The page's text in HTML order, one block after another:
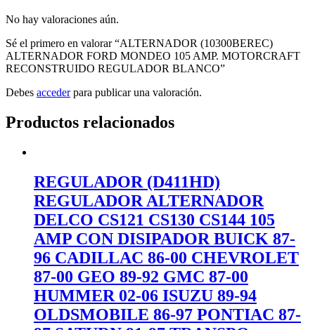
No hay valoraciones aún.
Sé el primero en valorar “ALTERNADOR (10300BEREC)
ALTERNADOR FORD MONDEO 105 AMP. MOTORCRAFT
RECONSTRUIDO REGULADOR BLANCO”
Debes accederpara publicar una valoración.
Productos relacionados
REGULADOR (D411HD)
REGULADOR ALTERNADOR
DELCO CS121 CS130 CS144 105
AMP CON DISIPADOR BUICK 87-
96 CADILLAC 86-00 CHEVROLET
87-00 GEO 89-92 GMC 87-00
HUMMER 02-06 ISUZU 89-94
OLDSMOBILE 86-97 PONTIAC 87-